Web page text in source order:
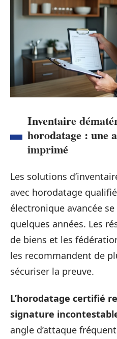
Inventaire
horodatage : une
imprimé
Les solutions
avec horodatage
électronique avancée
quelques années. Les
de biens et les
les recommandent de
sécuriser la preuve.
L’horodatage certifié
signature
angle d’attaque